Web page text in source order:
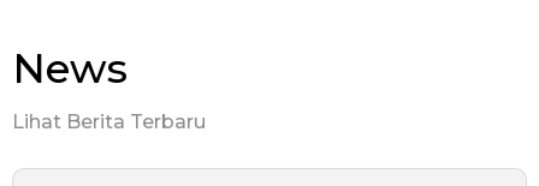
News
Lihat Berita Terbaru